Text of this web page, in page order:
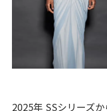
2025年 SSシリーズ